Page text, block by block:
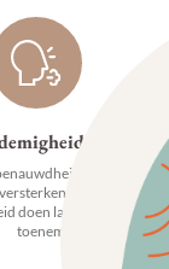
en
doen laten
toenemen.